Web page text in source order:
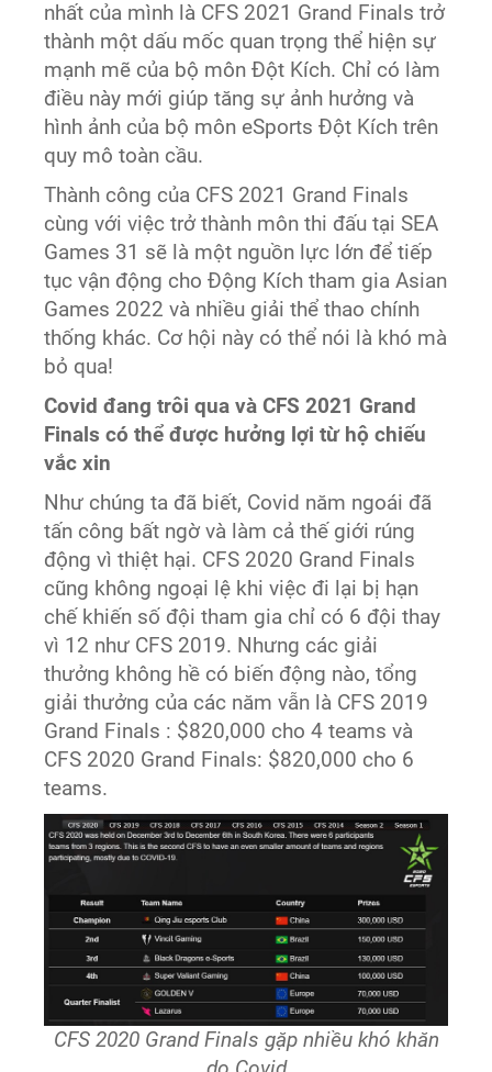
nhất của mình là CFS 2021 Grand Finals trở
thành một dấu mốc quan trọng thể hiện sự
mạnh mẽ của bộ môn Đột Kích. Chỉ có làm
điều này mới giúp tăng sự ảnh hưởng và
hình ảnh của bộ môn eSports Đột Kích trên
quy mô toàn cầu.
Thành công của CFS 2021 Grand Finals
cùng với việc trở thành môn thi đấu tại SEA
Games 31 sẽ là một nguồn lực lớn để tiếp
tục vận động cho Động Kích tham gia Asian
Games 2022 và nhiều giải thể thao chính
thống khác. Cơ hội này có thể nói là khó mà
bỏ qua!
Covid đang trôi qua và CFS 2021 Grand
Finals có thể được hưởng lợi từ hộ chiếu
vắc xin
Như chúng ta đã biết, Covid năm ngoái đã
tấn công bất ngờ và làm cả thế giới rúng
động vì thiệt hại. CFS 2020 Grand Finals
cũng không ngoại lệ khi việc đi lại bị hạn
chế khiến số đội tham gia chỉ có 6 đội thay
vì 12 như CFS 2019. Nhưng các giải
thưởng không hề có biến động nào, tổng
giải thưởng của các năm vẫn là CFS 2019
Grand Finals : $820,000 cho 4 teams và
CFS 2020 Grand Finals: $820,000 cho 6
teams.
CFS 2020 Grand Finals gặp nhiều khó khăn